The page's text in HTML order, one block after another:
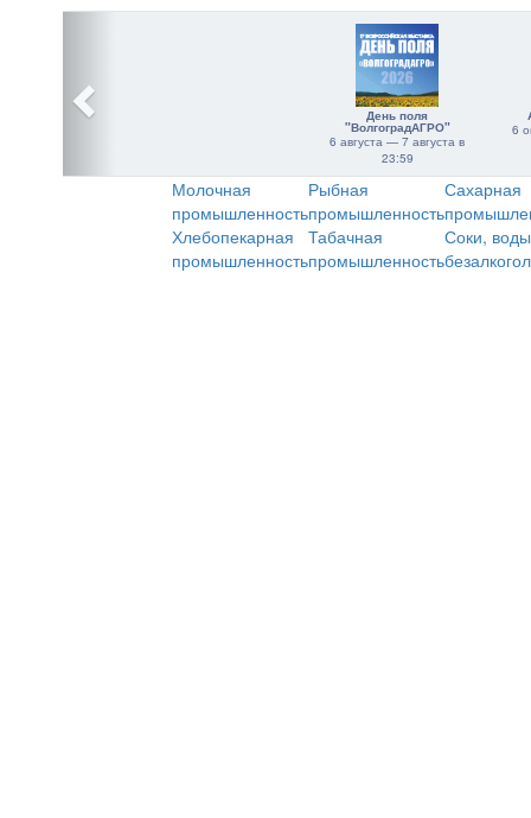
День поля
"ВолгоградАГРО"
6 августа — 7 августа в
23:59
6
Молочная
промышленность
Рыбная
промышленность
Сахарная
Хлебопекарная
промышленность
Табачная
промышленность
Соки,